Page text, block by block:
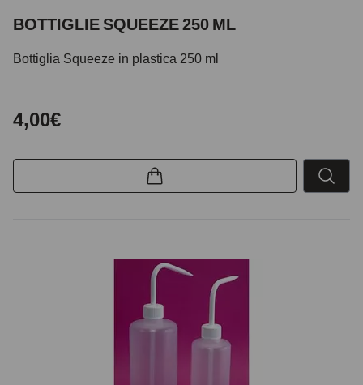
BOTTIGLIE SQUEEZE 250 ML
Bottiglia Squeeze in plastica 250 ml
4,00€